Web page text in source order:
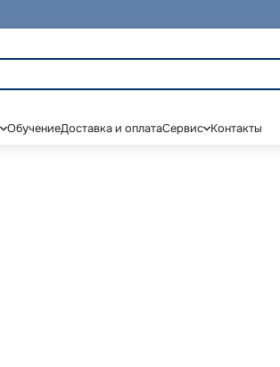
ОбучениеДоставка и оплатаСервис Контакты